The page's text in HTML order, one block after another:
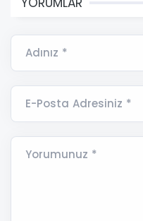
Adınız *
E-Posta Adresiniz *
Yorumunuz *